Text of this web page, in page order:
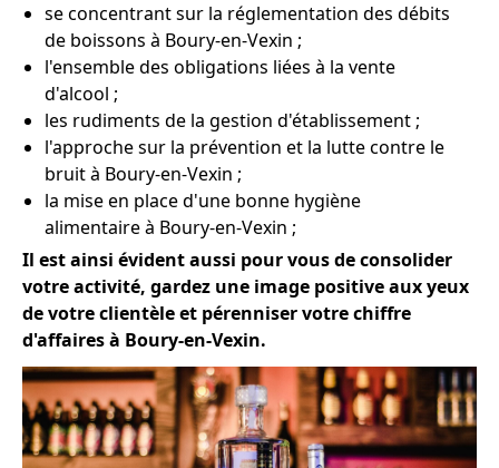
se concentrant sur la réglementation des débits
de boissons à Boury-en-Vexin ;
l'ensemble des obligations liées à la vente
d'alcool ;
les rudiments de la gestion d'établissement ;
l'approche sur la prévention et la lutte contre le
bruit à Boury-en-Vexin ;
la mise en place d'une bonne hygiène
alimentaire à Boury-en-Vexin ;
Il est ainsi évident aussi pour vous de consolider
votre activité, gardez une image positive aux yeux
de votre clientèle et pérenniser votre chiffre
d'affaires à Boury-en-Vexin.